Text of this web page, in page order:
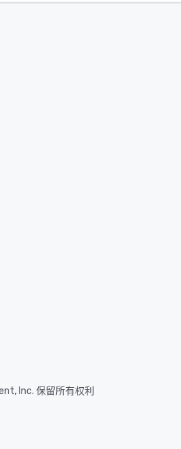
Inc. 保留所有权利